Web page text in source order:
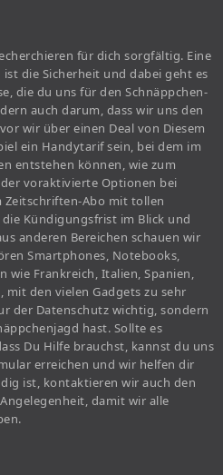
für dich sorgfältig. Eine
die Sicherheit und dabei geht es
die du uns für den Schnäppchen-
auch darum, dass wir uns den
wir über einen Deal von Diesem
ein Handytarif sein, bei dem im
entstehen können, wie zum
voraktivierte Optionen bei
Zeitschriften-Abo mit tollen
Kündigungsfrist im Blick und
anderen Bereichen schauen wir
Smartphones, Notebooks,
wie Frankreich, Italien, Spanien,
mit den vielen Gadgets zu sehr
der Datenschutz wichtig, sondern
hast. Sollte es
Du Hilfe brauchst, kannst du uns
erreichen und wir helfen dir
ist, kontaktieren wir auch den
damit wir alle